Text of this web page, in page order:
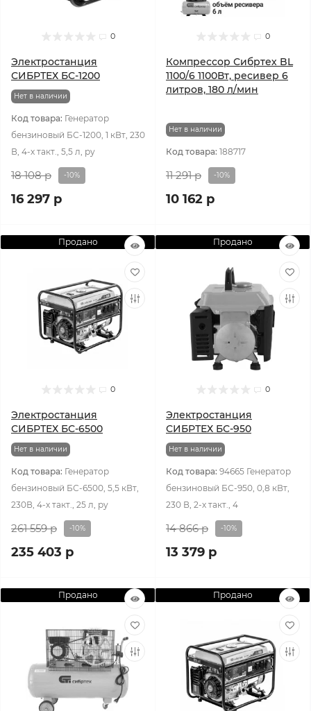
0
Электростанция
СИБРТЕХ БС-1200
Нет в наличии
Код товара: Генератор
бензиновый БС-1200, 1 кВт, 230
В, 4-х такт., 5,5 л, ру
18 108 р -10%
16 297 р
0
Компрессор Сибртех BL
1100/6 1100Вт, ресивер 6
литров, 180 л/мин
Нет в наличии
Код товара: 188717
11 291 р -10%
10 162 р
Продано
0
Электростанция
СИБРТЕХ БС-6500
Нет в наличии
Код товара: Генератор
бензиновый БС-6500, 5,5 кВт,
230В, 4-х такт., 25 л, ру
261 559 р -10%
235 403 р
Продано
0
Электростанция
СИБРТЕХ БС-950
Нет в наличии
Код товара: 94665 Генератор
бензиновый БС-950, 0,8 кВт,
230 В, 2-х такт., 4
14 866 р -10%
13 379 р
Продано Продано